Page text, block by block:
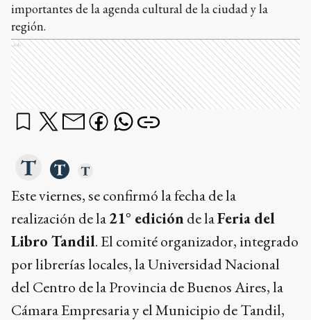
importantes de la agenda cultural de la ciudad y la
región.
Ads
Este viernes, se confirmó la fecha de la
realización de la21° ediciónde laFeria del
Libro Tandil. El comité organizador, integrado
por librerías locales, la Universidad Nacional
del Centro de la Provincia de Buenos Aires, la
Cámara Empresaria y el Municipio de Tandil,